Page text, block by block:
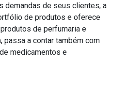
demandas de seus clientes, a
de produtos e oferece
de perfumaria e
passa a contar também com
medicamentos e